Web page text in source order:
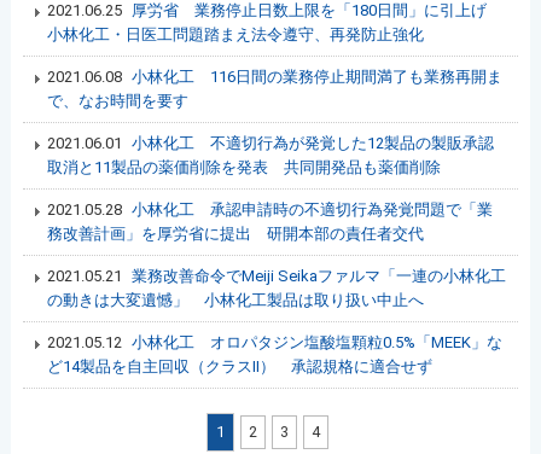
2021.06.25
厚労省 業務停止日数上限を「180日間」に引上げ
小林化工・日医工問題踏まえ法令遵守、再発防止強化
2021.06.08 小林化工 116日間の業務停止期間満了も業務再開ま
で、なお時間を要す
2021.06.01
小林化工 不適切行為が発覚した12製品の製販承認
取消と11製品の薬価削除を発表 共同開発品も薬価削除
2021.05.28 小林化工 承認申請時の不適切行為発覚問題で「業
務改善計画」を厚労省に提出 研開本部の責任者交代
2021.05.21
業務改善命令でMeiji Seikaファルマ「一連の小林化工
の動きは大変遺憾」 小林化工製品は取り扱い中止へ
2021.05.12 小林化工 オロパタジン塩酸塩顆粒0.5%「MEEK」な
ど14製品を自主回収（クラスⅡ） 承認規格に適合せず
1 2 3 4